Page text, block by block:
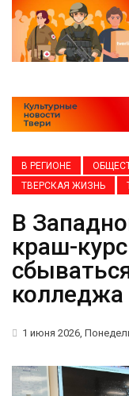
В РЕГИОНЕ
ТВЕРСКАЯ ЖИЗНЬ
В
краш-
колледжа
1 июня 2026,